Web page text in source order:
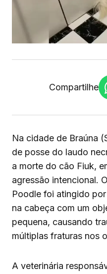
Compartilhe
Na cidade de Braúna
de posse do laudo
a morte do cão Fiuk,
agressão intencional.
Poodle foi atingido
na cabeça com um
pequena, causando
múltiplas fraturas nos
A veterinária